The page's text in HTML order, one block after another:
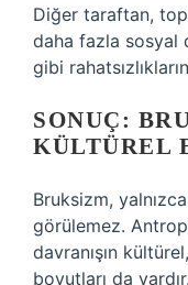
Diğer taraftan,
daha fazla sosyal
gibi
SONUÇ:
KÜLTÜREL
Bruksizm,
görülemez.
davranışın
boyutları da